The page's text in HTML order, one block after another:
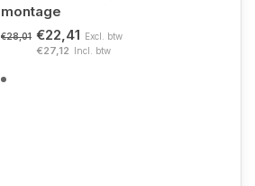
montage
€28,01 €22,41 Excl. btw
€27,12 Incl. btw